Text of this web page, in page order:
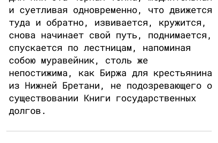
и суетливая одновременно, что движется
туда и обратно, извивается, кружится,
снова начинает свой путь, поднимается,
спускается по лестницам, напоминая
собою муравейник, столь же
непостижима, как Биржа для крестьянина
из Нижней Бретани, не подозревающего о
существовании Книги государственных
долгов.